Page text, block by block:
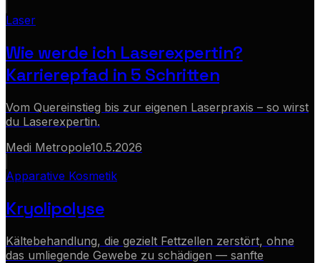
Laser
Wie werde ich Laserexpertin?
Karrierepfad in 5 Schritten
Vom Quereinstieg bis zur eigenen Laserpraxis – so wirst
du Laserexpertin.
Medi Metropole10.5.2026
Apparative Kosmetik
Kryolipolyse
Kältebehandlung, die gezielt Fettzellen zerstört, ohne
das umliegende Gewebe zu schädigen — sanfte